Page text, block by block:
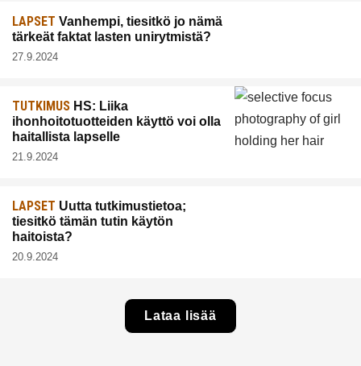
LAPSET Vanhempi, tiesitkö jo nämä
tärkeät faktat lasten unirytmistä?
27.9.2024
TUTKIMUS HS: Liika
ihonhoitotuotteiden käyttö voi olla
haitallista lapselle
21.9.2024
LAPSET Uutta tutkimustietoa;
tiesitkö tämän tutin käytön
haitoista?
20.9.2024
Lataa lisää